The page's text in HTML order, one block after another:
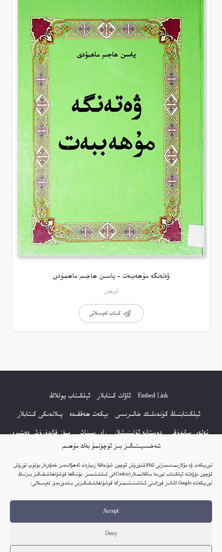
شەخسىيىتىڭىز بىز ئۈچۈنمۇ بەك مۇھىم
توربېكەت ۋە مۇلازىمىتىمىزنى ئەلالاشتۇرۇش ئۈچۈن شۇنداقلا زىيارەت ئەھۋالىدىن خەۋەردار بولۇپ تۇرۇش
ئۈچۈن نۆۋەتتە ئېلكىتاب تورىدا ساقلانمىلار(Cookie)نى ئىشلىتىمىز. بۇنىڭغا قۇشۇلغانلىقىڭىز بىزنىڭ
توربېكەتتە Google ئانالىز قورالىنى ئىشلىتىشىمىزگە قوشۇلغانلىقىڭىزنى بىلدۈرىدۇ. تەپسىلاتى:
Accept
Deny
ۋەتەنگە مۇھەببەت – ياسىن ھاجىم ماھمۇدى
ئۇيغۇر
كىتاب تەپسىلاتى
Embed Link ئاۋات كىتابلار
ئېلكىتاب يوللاڭ
ئېلكىتابنىڭ كۈندىلىك خاتىرىسى
بېكەت ھەققىدە
پىلاندىكى كىتابلار
تەلەي ساندۇقى
دوستانە ئۇلىنىشلار راي سىناش
سۆز قالدۇرۇش دەپتىرى
كۆپ سورالغان سۇئاللار
كىتاب تىزىملىكى
مەخپىيەتلىك باياناتى
نەشىر ھوقۇقى باياناتى
© 2017-2026 تور بېكەتنىڭ بارلىق ھوقۇقى ئېلكىتاب تورى غا مەنسۇپ.
ھەر كۈنى يېڭى كىتابلار قوشۇلىۋاتىدۇ...